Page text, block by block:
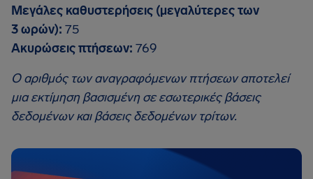
Μεγάλες καθυστερήσεις (μεγαλύτερες των
3 ωρών): 75
Ακυρώσεις πτήσεων: 769
Ο αριθμός των αναγραφόμενων πτήσεων αποτελεί
μια εκτίμηση βασισμένη σε εσωτερικές βάσεις
δεδομένων και βάσεις δεδομένων τρίτων.